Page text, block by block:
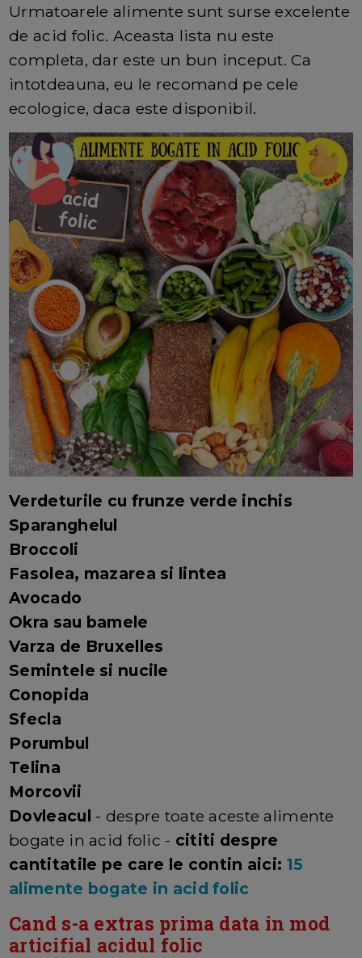
Urmatoarele alimente sunt surse excelente
de acid folic. Aceasta lista nu este
completa, dar este un bun inceput. Ca
intotdeauna, eu le recomand pe cele
ecologice, daca este disponibil.
Verdeturile cu frunze verde inchis
Sparanghelul
Broccoli
Fasolea, mazarea si lintea
Avocado
Okra sau bamele
Varza de Bruxelles
Semintele si nucile
Conopida
Sfecla
Porumbul
Telina
Morcovii
Dovleacul - despre toate aceste alimente
bogate in acid folic - cititi despre
cantitatile pe care le contin aici: 15
alimente bogate in acid folic
Cand s-a extras prima data in mod
articifial acidul folic